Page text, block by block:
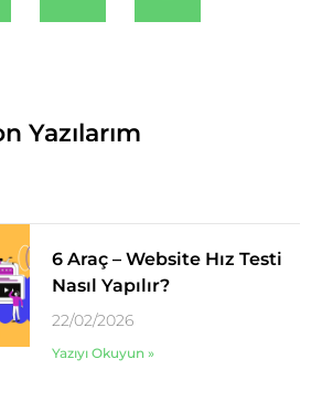
Yazılarım
6 Araç – Website Hız Testi
Nasıl Yapılır?
22/02/2026
Yazıyı Okuyun »